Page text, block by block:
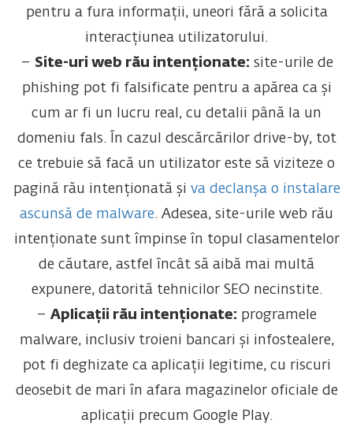
pentru a fura informații, uneori fără a solicita
interacțiunea utilizatorului.
– Site-uri web rău intenționate: site-urile de
phishing pot fi falsificate pentru a apărea ca și
cum ar fi un lucru real, cu detalii până la un
domeniu fals. În cazul descărcărilor drive-by, tot
ce trebuie să facă un utilizator este să viziteze o
pagină rău intenționată și va declanșa o instalare
ascunsă de malware. Adesea, site-urile web rău
intenționate sunt împinse în topul clasamentelor
de căutare, astfel încât să aibă mai multă
expunere, datorită tehnicilor SEO necinstite.
– Aplicații rău intenționate: programele
malware, inclusiv troieni bancari și infostealere,
pot fi deghizate ca aplicații legitime, cu riscuri
deosebit de mari în afara magazinelor oficiale de
aplicații precum Google Play.